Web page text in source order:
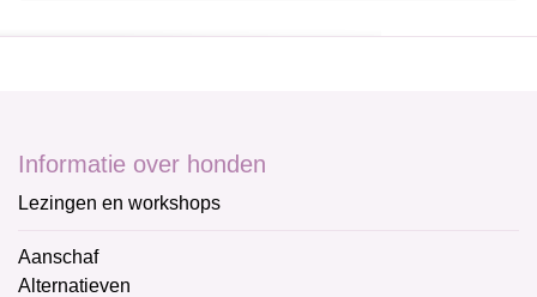
Informatie over honden
Lezingen en workshops
Aanschaf
Alternatieven